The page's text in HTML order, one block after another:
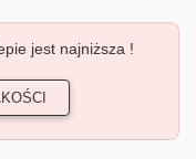
jest najniższa !